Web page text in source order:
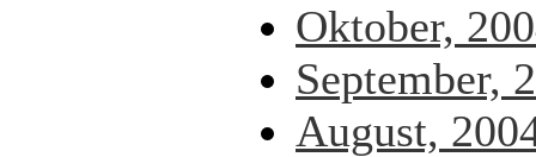
Oktober,
September,
August,